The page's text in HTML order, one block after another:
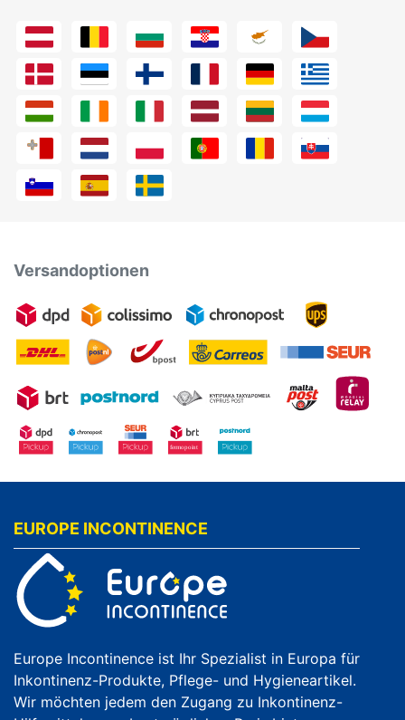
Versandoptionen
EUROPE INCONTINENCE
Europe Incontinence ist Ihr Spezialist in Europa für
Inkontinenz-Produkte, Pflege- und Hygieneartikel.
Wir möchten jedem den Zugang zu Inkontinenz-